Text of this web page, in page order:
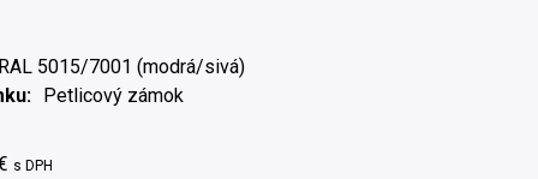
5015/7001 (modrá/sivá)
Petlicový zámok
s DPH